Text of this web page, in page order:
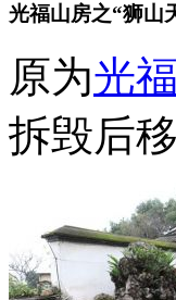
光福山房之“狮山
原为光
拆毁后